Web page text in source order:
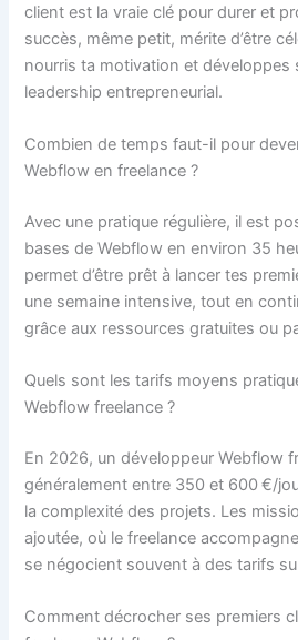
client est la vraie clé pour durer et
succès, même petit, mérite d’être
nourris ta motivation et développes
leadership entrepreneurial.
Combien de temps faut-il pour
Webflow en freelance ?
Avec une pratique régulière, il est
bases de Webflow en environ 35
permet d’être prêt à lancer tes
une semaine intensive, tout en
grâce aux ressources gratuites ou
Quels sont les tarifs moyens
Webflow freelance ?
En 2026, un développeur Webflow
généralement entre 350 et 600 €/
la complexité des projets. Les
ajoutée, où le freelance
se négocient souvent à des tarifs
Comment décrocher ses premiers